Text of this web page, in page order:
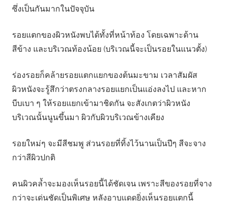
ซึ่งเป็นกันมากในปัจจุบัน
รอยแตกของผิวหนังพบได้ทั้งที่หน้าท้อง โดยเฉพาะด้าน
สีข้าง และบริเวณท้องน้อย (บริเวณนี้จะเป็นรอยในแนวตั้ง)
ร่องรอยก็คล้ายรอยแตกแยกของต้นมะขาม เวลาสัมผัส
ผิวหนังจะรู้สึกว่าตรงกลางรอยแยกเป็นแอ่งลงไป และหาก
บีบเบา ๆ ให้รอยแยกเข้ามาชิดกัน จะสังเกตว่าผิวหนัง
บริเวณนั้นนูนขึ้นมา ผิวกับผิวบริเวณข้างเคียง
รอยใหม่ๆ จะมีสีชมพู ส่วนรอยที่ทิ้งไว้นานเป็นปีๆ สีจะจาง
กว่าสีผิวปกติ
คนผิวคล้ำจะมองเห็นรอยนี้ได้ชัดเจน เพราะสีของรอยที่จาง
กว่าจะเด่นชัดเป็นพิเศษ หลังอาบแดดยิ่งเห็นรอยแตกนี้